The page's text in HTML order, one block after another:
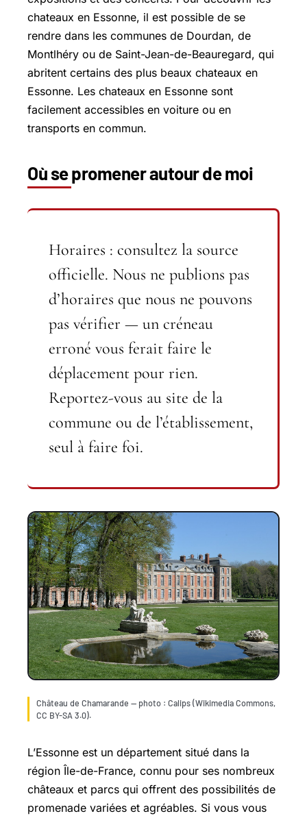
chateaux en Essonne, il est possible de se
rendre dans les communes de Dourdan, de
Montlhéry ou de Saint-Jean-de-Beauregard, qui
abritent certains des plus beaux chateaux en
Essonne. Les chateaux en Essonne sont
facilement accessibles en voiture ou en
transports en commun.
Où se promener autour de moi
Horaires : consultez la source
officielle. Nous ne publions pas
d’horaires que nous ne pouvons
pas vérifier — un créneau
erroné vous ferait faire le
déplacement pour rien.
Reportez-vous au site de la
commune ou de l’établissement,
seul à faire foi.
Château de Chamarande — photo : Calips (Wikimedia Commons,
CC BY-SA 3.0).
L’Essonne est un département situé dans la
région Île-de-France, connu pour ses nombreux
châteaux et parcs qui offrent des possibilités de
promenade variées et agréables. Si vous vous